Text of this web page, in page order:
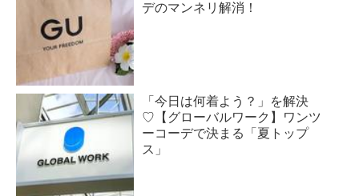
デのマンネリ解消！
「今日は何着よう？」を解決
♡【グローバルワーク】ワンツ
ーコーデで決まる「夏トップ
ス」